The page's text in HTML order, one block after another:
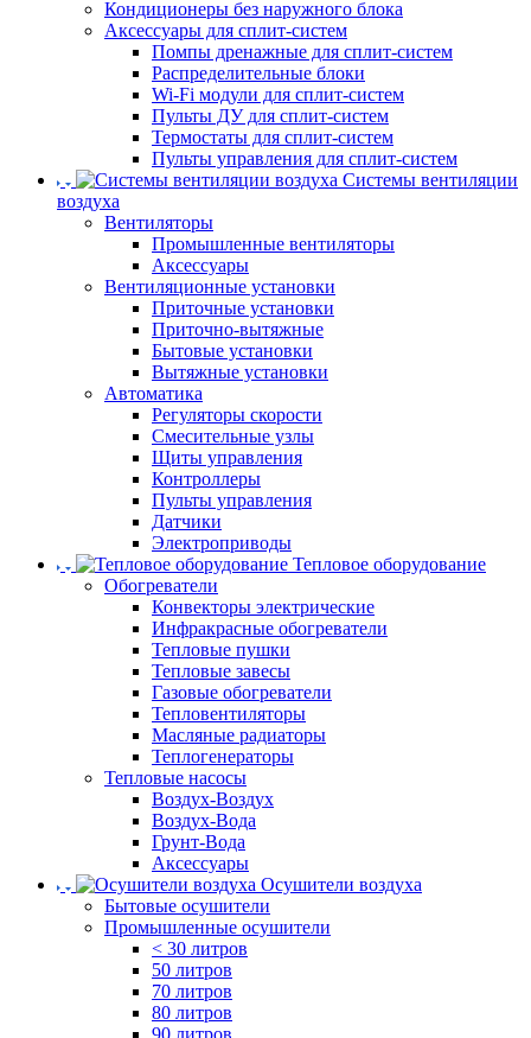
Кондиционеры без наружного блока
Аксессуары для сплит-систем
Помпы дренажные для сплит-систем
Распределительные блоки
Wi-Fi модули для сплит-систем
Пульты ДУ для сплит-систем
Термостаты для сплит-систем
Пульты управления для сплит-систем
Системы вентиляции
воздуха
Вентиляторы
Промышленные вентиляторы
Аксессуары
Вентиляционные установки
Приточные установки
Приточно-вытяжные
Бытовые установки
Вытяжные установки
Автоматика
Регуляторы скорости
Смесительные узлы
Щиты управления
Контроллеры
Пульты управления
Датчики
Электроприводы
Тепловое оборудование
Обогреватели
Конвекторы электрические
Инфракрасные обогреватели
Тепловые пушки
Тепловые завесы
Газовые обогреватели
Тепловентиляторы
Масляные радиаторы
Теплогенераторы
Тепловые насосы
Воздух-Воздух
Воздух-Вода
Грунт-Вода
Аксессуары
Осушители воздуха
Бытовые осушители
Промышленные осушители
< 30 литров
50 литров
70 литров
80 литров
90 литров